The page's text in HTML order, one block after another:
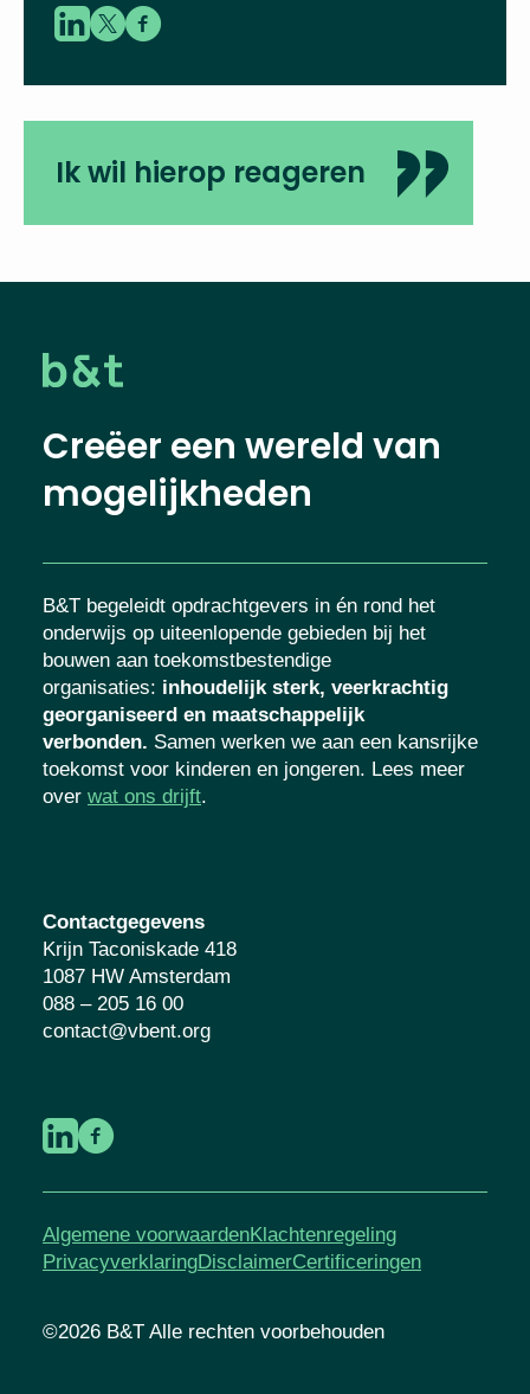
Ik wil hierop reageren
Creëer een wereld van
mogelijkheden
B&T begeleidt opdrachtgevers in én rond het
onderwijs op uiteenlopende gebieden bij het
bouwen aan toekomstbestendige
organisaties: inhoudelijk sterk, veerkrachtig
georganiseerd en maatschappelijk
verbonden. Samen werken we aan een kansrijke
toekomst voor kinderen en jongeren. Lees meer
over wat ons drijft.
Contactgegevens
Krijn Taconiskade 418
1087 HW Amsterdam
088 – 205 16 00
contact@vbent.org
Algemene voorwaardenKlachtenregeling
PrivacyverklaringDisclaimerCertificeringen
©2026 B&T Alle rechten voorbehouden